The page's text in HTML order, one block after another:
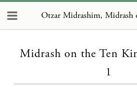
Midrash on the Ten
1